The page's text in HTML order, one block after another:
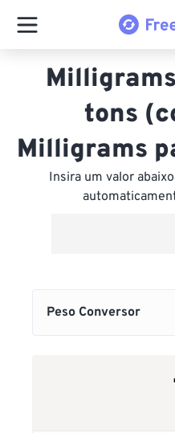
tons
Milligrams
Insira um valor